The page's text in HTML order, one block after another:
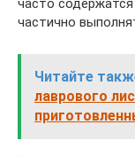
часто
частично
Читайте
лаврового